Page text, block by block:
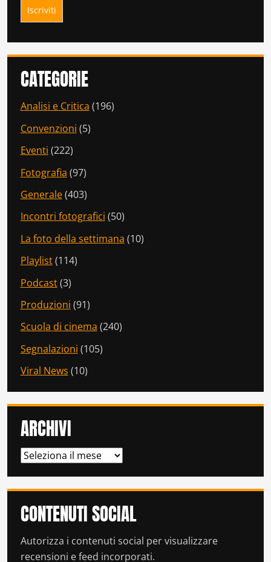
CATEGORIE
Analisi e Critica (196)
Convenzioni (5)
Eventi (222)
Fotografia (97)
Generale(403)
Incontri fotografici (50)
La foto della settimana (10)
Playlist(114)
Podcast(3)
Produzioni (91)
Scuola di cinema (240)
Segnalazioni (105)
Viral News (10)
ARCHIVI
ARCHIVI
CONTENUTI SOCIAL
Autorizza i contenuti social per visualizzare
recensioni e feed incorporati.